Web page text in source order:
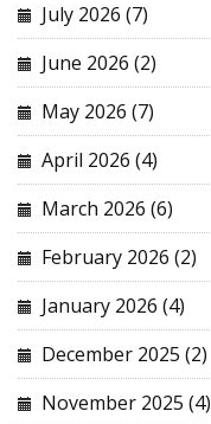
July 2026 (7)
June 2026 (2)
May 2026 (7)
April 2026 (4)
March 2026 (6)
February 2026 (2)
January 2026 (4)
December 2025 (2)
November 2025 (4)